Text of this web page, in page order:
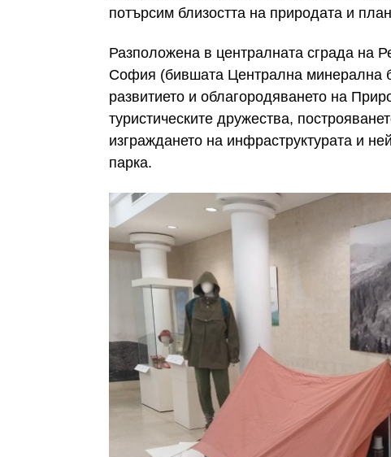
потърсим близостта на природата и
Разположена в централната сграда на
София (бившата Централна минерална
развитието и облагородяването на
туристическите дружества,
изграждането на инфраструктурата и
парка.